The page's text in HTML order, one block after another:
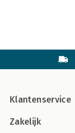
Klantenservice
Zakelijk